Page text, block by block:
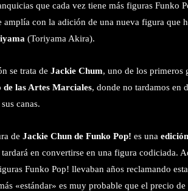
que cada vez tiene más figuras Funko
amplía con la adición de una nueva figura que
(Toriyama Akira).
se trata de Jackie Chum, uno de los primeros
de las Artes Marciales, donde no tardamos en
canas.
de Jackie Chun de Funko Pop! es una
en convertirse en una figura codiciada.
Funko Pop! llevaban años reclamando
«estándar» es muy probable que el precio